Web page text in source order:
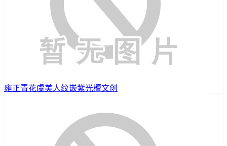
雍正青花虞美人纹嵌紫光檀文创